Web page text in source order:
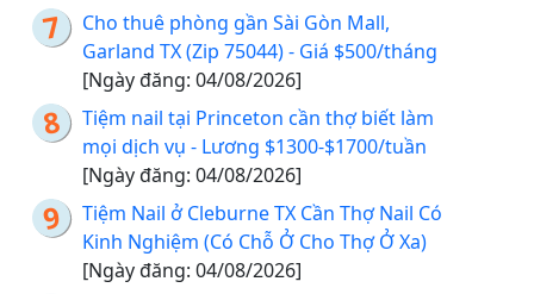
Cho thuê phòng gần Sài Gòn Mall,
Garland TX (Zip 75044) - Giá $500/tháng
[Ngày đăng: 04/08/2026]
Tiệm nail tại Princeton cần thợ biết làm
mọi dịch vụ - Lương $1300-$1700/tuần
[Ngày đăng: 04/08/2026]
Tiệm Nail ở Cleburne TX Cần Thợ Nail Có
Kinh Nghiệm (Có Chỗ Ở Cho Thợ Ở Xa)
[Ngày đăng: 04/08/2026]